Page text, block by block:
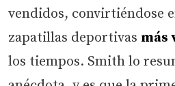
vendidos, convirtiéndose
zapatillas deportivas más
los tiempos. Smith lo